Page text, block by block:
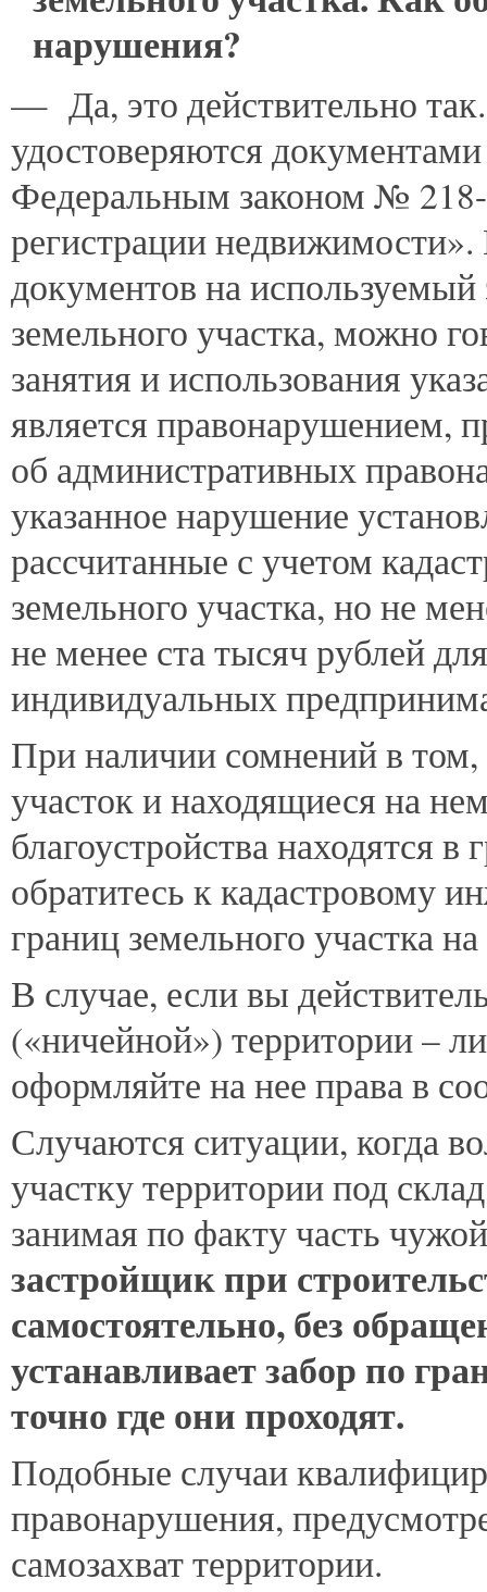
нарушения?
— Да, это действительно
удостоверяются
Федеральным законом №
регистрации недвижимости».
документов на
земельного участка, можно
занятия и использования
является правонарушением,
об административных
указанное нарушение
рассчитанные с учетом
земельного участка, но не
не менее ста тысяч рублей
индивидуальных
При наличии сомнений в
участок и находящиеся на
благоустройства находятся в
обратитесь к кадастровому
границ земельного участка
В случае, если вы
(«ничейной») территории –
оформляйте на нее права в
Случаются ситуации, когда
участку территории под
занимая по факту часть
застройщик при
самостоятельно, без
устанавливает забор по
точно где они проходят.
Подобные случаи
правонарушения,
самозахват территории.